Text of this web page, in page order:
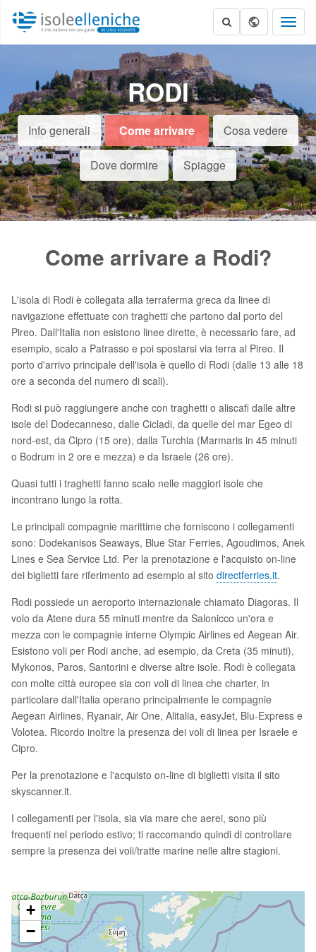
RODI
Info generali Come arrivare Cosa vedere
Dove dormire Spiagge
Come arrivare a Rodi?
L'isola di Rodi è collegata alla terraferma greca da linee di
navigazione effettuate con traghetti che partono dal porto del
Pireo. Dall'Italia non esistono linee dirette, è necessario fare, ad
esempio, scalo a Patrasso e poi spostarsi via terra al Pireo. Il
porto d'arrivo principale dell'isola è quello di Rodi (dalle 13 alle 18
ore a seconda del numero di scali).
Rodi si può raggiungere anche con traghetti o aliscafi dalle altre
isole del Dodecanneso, dalle Cicladi, da quelle del mar Egeo di
nord-est, da Cipro (15 ore), dalla Turchia (Marmaris in 45 minuti
o Bodrum in 2 ore e mezza) e da Israele (26 ore).
Quasi tutti i traghetti fanno scalo nelle maggiori isole che
incontrano lungo la rotta.
Le principali compagnie marittime che forniscono i collegamenti
sono: Dodekanisos Seaways, Blue Star Ferries, Agoudimos, Anek
Lines e Sea Service Ltd. Per la prenotazione e l'acquisto on-line
dei biglietti fare riferimento ad esempio al sito directferries.it.
Rodi possiede un aeroporto internazionale chiamato Diagoras. Il
volo da Atene dura 55 minuti mentre da Salonicco un'ora e
mezza con le compagnie interne Olympic Airlines ed Aegean Air.
Esistono voli per Rodi anche, ad esempio, da Creta (35 minuti),
Mykonos, Paros, Santorini e diverse altre isole. Rodi è collegata
con molte città europee sia con voli di linea che charter, in
particolare dall'Italia operano principalmente le compagnie
Aegean Airlines, Ryanair, Air One, Alitalia, easyJet, Blu-Express e
Volotea. Ricordo inoltre la presenza dei voli di linea per Israele e
Cipro.
Per la prenotazione e l'acquisto on-line di biglietti visita il sito
skyscanner.it.
I collegamenti per l'isola, sia via mare che aerei, sono più
frequenti nel periodo estivo; ti raccomando quindi di controllare
sempre la presenza dei voli/tratte marine nelle altre stagioni.
+
−